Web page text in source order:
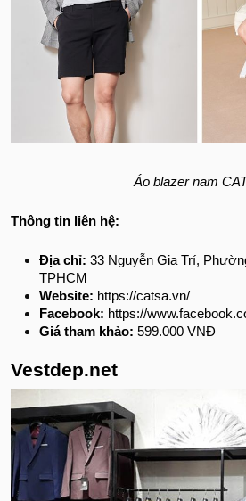
Áo blazer nam
Thông tin liên hệ:
Địa chỉ: 33 Nguyễn Gia Trí,
TPHCM
Website: https://catsa.vn/
Facebook: https://
Giá tham khảo: 599.000 VNĐ
Vestdep.net